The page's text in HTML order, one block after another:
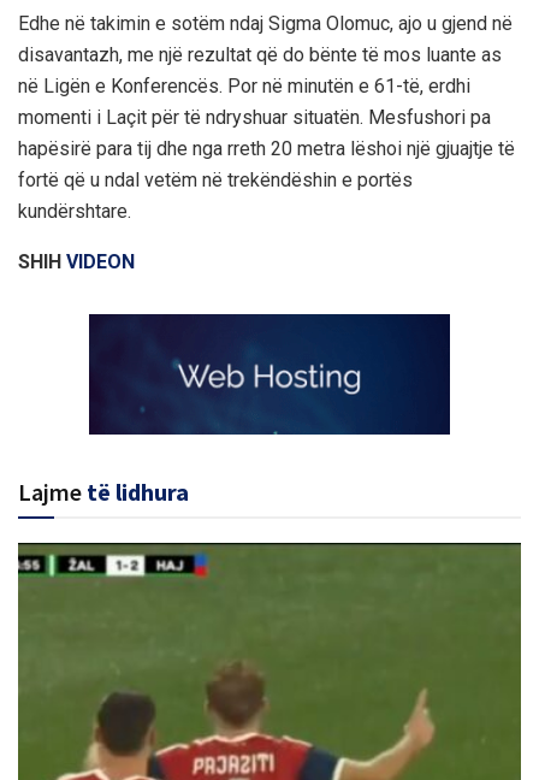
Edhe në takimin e sotëm ndaj Sigma Olomuc, ajo u gjend në
disavantazh, me një rezultat që do bënte të mos luante as
në Ligën e Konferencës. Por në minutën e 61-të, erdhi
momenti i Laçit për të ndryshuar situatën. Mesfushori pa
hapësirë para tij dhe nga rreth 20 metra lëshoi një gjuajtje të
fortë që u ndal vetëm në trekëndëshin e portës
kundërshtare.
SHIH VIDEON
Lajme të lidhura